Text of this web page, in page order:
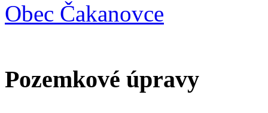
Obec Čakanovce
Pozemkové úpravy